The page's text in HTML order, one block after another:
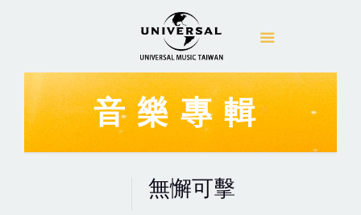
音樂專輯
無懈可擊